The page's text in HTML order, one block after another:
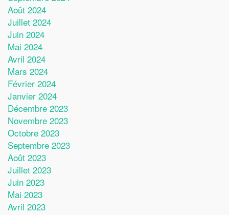
Août 2024
Juillet 2024
Juin 2024
Mai 2024
Avril 2024
Mars 2024
Février 2024
Janvier 2024
Décembre 2023
Novembre 2023
Octobre 2023
Septembre 2023
Août 2023
Juillet 2023
Juin 2023
Mai 2023
Avril 2023